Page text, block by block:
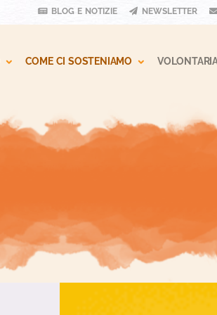
BLOG E NOTIZIE NEWSLETTER
Toggle Dropdown
COME CI SOSTENIAMO Toggle